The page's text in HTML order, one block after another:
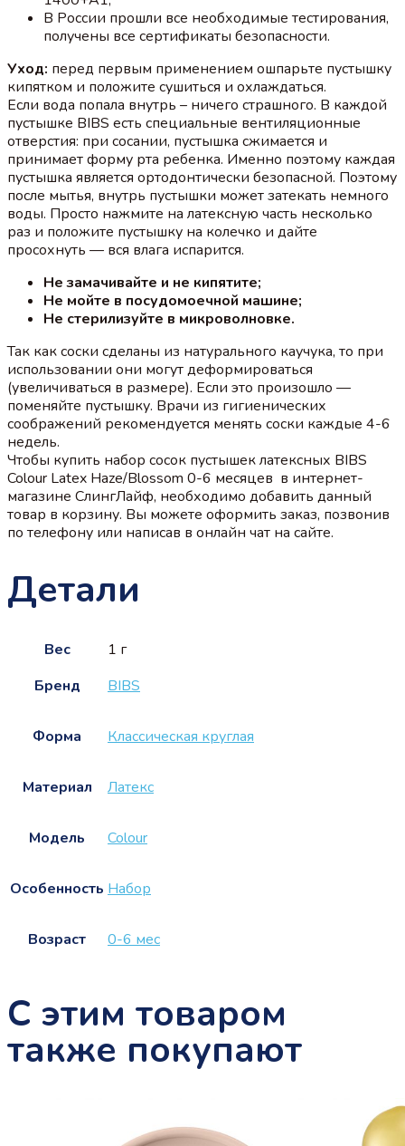
В России прошли все необходимые тестирования,
получены все сертификаты безопасности.
Уход: перед первым применением ошпарьте пустышку
кипятком и положите сушиться и охлаждаться.
Если вода попала внутрь – ничего страшного. В каждой
пустышке BIBS есть специальные вентиляционные
отверстия: при сосании, пустышка сжимается и
принимает форму рта ребенка. Именно поэтому каждая
пустышка является ортодонтически безопасной. Поэтому
после мытья, внутрь пустышки может затекать немного
воды. Просто нажмите на латексную часть несколько
раз и положите пустышку на колечко и дайте
просохнуть — вся влага испарится.
Не замачивайте и не кипятите;
Не мойте в посудомоечной машине;
Не стерилизуйте в микроволновке.
Так как соски сделаны из натурального каучука, то при
использовании они могут деформироваться
(увеличиваться в размере). Если это произошло —
поменяйте пустышку. Врачи из гигиенических
соображений рекомендуется менять соски каждые 4-6
недель.
Чтобы купить набор сосок пустышек латексных BIBS
Colour Latex Haze/Blossom 0-6 месяцев в интернет-
магазине СлингЛайф, необходимо добавить данный
товар в корзину. Вы можете оформить заказ, позвонив
по телефону или написав в онлайн чат на сайте.
Детали
Вес
1 г
Бренд
BIBS
Форма Классическая круглая
Материал Латекс
Модель Colour
Особенность Набор
Возраст 0-6 мес
С этим товаром
также покупают